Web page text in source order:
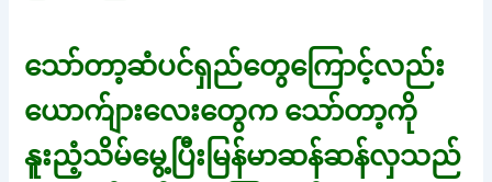
သော်တာ့ဆံပင်ရှည်တွေကြောင့်လည်း
ယောက်ျားလေးတွေက သော်တာ့ကို
နူးညံ့သိမ်မွေ့ပြီးမြန်မာဆန်ဆန်လှသည်